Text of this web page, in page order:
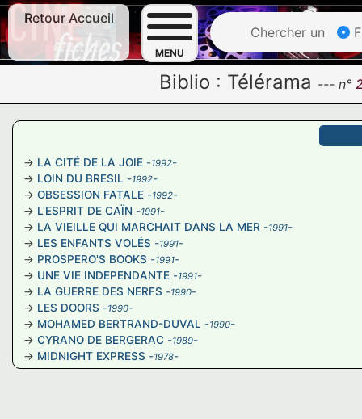
Retour Accueil
MENU
Chercher un
Biblio : Télérama --- n°
LA CITÉ DE LA JOIE -1992-
LOIN DU BRESIL -1992-
OBSESSION FATALE -1992-
L'ESPRIT DE CAÏN -1991-
LA VIEILLE QUI MARCHAIT DANS LA MER -1991-
LES ENFANTS VOLÉS -1991-
PROSPERO'S BOOKS -1991-
UNE VIE INDEPENDANTE -1991-
LA GUERRE DES NERFS -1990-
LES DOORS -1990-
MOHAMED BERTRAND-DUVAL -1990-
CYRANO DE BERGERAC -1989-
MIDNIGHT EXPRESS -1978-